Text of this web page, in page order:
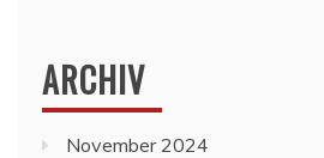
ARCHIV
November 2024